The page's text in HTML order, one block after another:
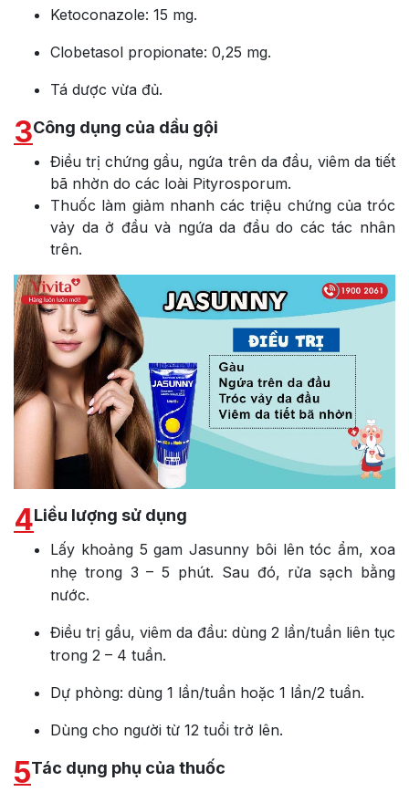
Ketoconazole: 15 mg.
Clobetasol propionate: 0,25 mg.
Tá dược vừa đủ.
3Công dụng của dầu gội
Điều trị chứng gầu, ngứa trên da đầu, viêm da tiết
bã nhờn do các loài Pityrosporum.
Thuốc làm giảm nhanh các triệu chứng của tróc
vảy da ở đầu và ngứa da đầu do các tác nhân
trên.
4Liều lượng sử dụng
Lấy khoảng 5 gam Jasunny bôi lên tóc ẩm, xoa
nhẹ trong 3 – 5 phút. Sau đó, rửa sạch bằng
nước.
Điều trị gầu, viêm da đầu: dùng 2 lần/tuần liên tục
trong 2 – 4 tuần.
Dự phòng: dùng 1 lần/tuần hoặc 1 lần/2 tuần.
Dùng cho người từ 12 tuổi trở lên.
5Tác dụng phụ của thuốc